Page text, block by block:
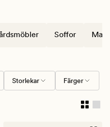
och möbler.
Soffor
Storlekar Färger